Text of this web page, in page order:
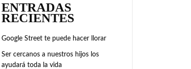
ENTRADAS
RECIENTES
Google Street te puede hacer llorar
Ser cercanos a nuestros hijos los
ayudará toda la vida